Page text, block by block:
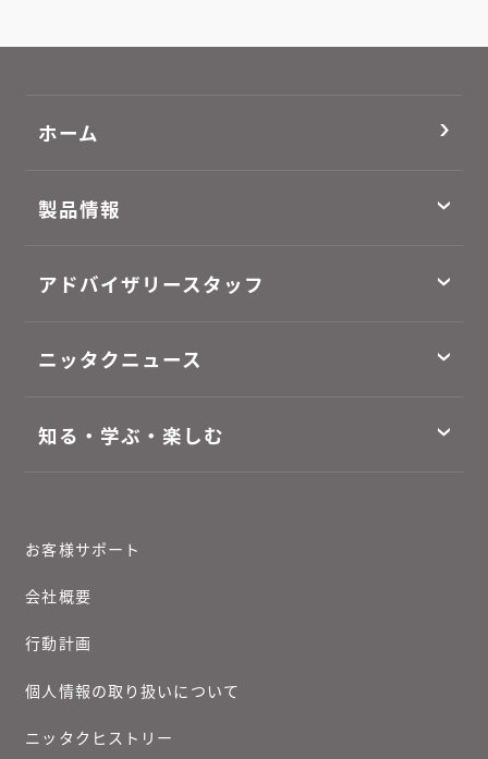
ホーム
製品情報
アドバイザリースタッフ
ニッタクニュース
知る・学ぶ・楽しむ
お客様サポート
会社概要
行動計画
個人情報の取り扱いについて
ニッタクヒストリー